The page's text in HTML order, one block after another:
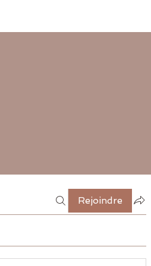
Rejoindre